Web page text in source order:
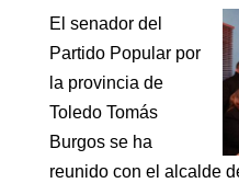
El senador del
Partido Popular por
la provincia de
Toledo Tomás
Burgos se ha
reunido con el alcalde